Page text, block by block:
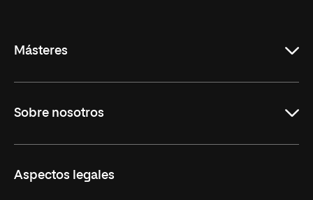
Másteres
Derecho
Empresa
Sobre nosotros
Nuestro Equipo
Aspectos legales